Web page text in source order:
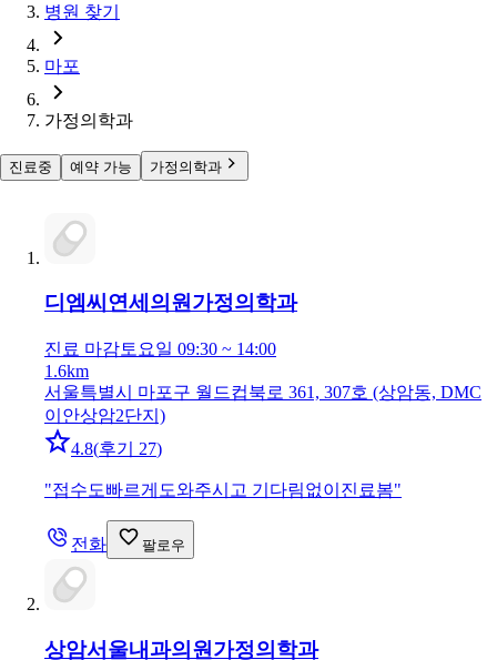
병원 찾기
마포
가정의학과
진료중 예약 가능 가정의학과
디엠씨연세의원가정의학과
진료 마감토요일 09:30 ~ 14:00
1.6km
서울특별시 마포구 월드컵북로 361, 307호 (상암동, DMC
이안상암2단지)
4.8(후기 27)
"접수도빠르게도와주시고 기다림없이진료봄"
전화 팔로우
상암서울내과의원 가정의학과